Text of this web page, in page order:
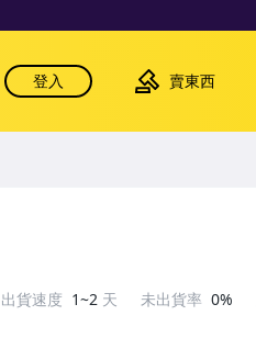
登入 賣東西
出貨速度 1~2 天 未出貨率 0%